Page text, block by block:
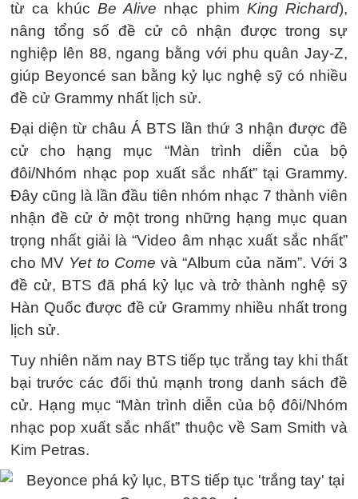
từ ca khúc Be Alive nhạc phim King Richard),
nâng tổng số đề cử cô nhận được trong sự
nghiệp lên 88, ngang bằng với phu quân Jay-Z,
giúp Beyoncé san bằng kỷ lục nghệ sỹ có nhiều
đề cử Grammy nhất lịch sử.
Đại diện từ châu Á BTS lần thứ 3 nhận được đề
cử cho hạng mục “Màn trình diễn của bộ
đôi/Nhóm nhạc pop xuất sắc nhất” tại Grammy.
Đây cũng là lần đầu tiên nhóm nhạc 7 thành viên
nhận đề cử ở một trong những hạng mục quan
trọng nhất giải là “Video âm nhạc xuất sắc nhất”
cho MV Yet to Come và “Album của năm”. Với 3
đề cử, BTS đã phá kỷ lục và trở thành nghệ sỹ
Hàn Quốc được đề cử Grammy nhiều nhất trong
lịch sử.
Tuy nhiên năm nay BTS tiếp tục trắng tay khi thất
bại trước các đối thủ mạnh trong danh sách đề
cử. Hạng mục “Màn trình diễn của bộ đôi/Nhóm
nhạc pop xuất sắc nhất” thuộc về Sam Smith và
Kim Petras.